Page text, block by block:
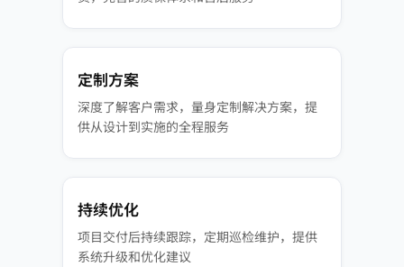
定制方案
深度了解客户需求，量身定制解决方案，提
供从设计到实施的全程服务
持续优化
项目交付后持续跟踪，定期巡检维护，提供
系统升级和优化建议